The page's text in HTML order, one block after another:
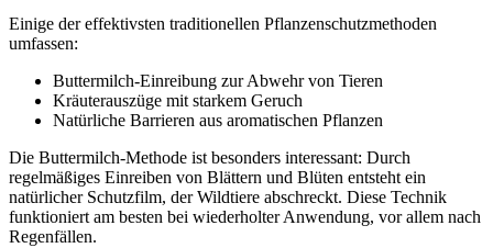
Einige der effektivsten traditionellen Pflanzenschutzmethoden
umfassen:
Buttermilch-Einreibung zur Abwehr von Tieren
Kräuterauszüge mit starkem Geruch
Natürliche Barrieren aus aromatischen Pflanzen
Die Buttermilch-Methode ist besonders interessant: Durch
regelmäßiges Einreiben von Blättern und Blüten entsteht ein
natürlicher Schutzfilm, der Wildtiere abschreckt. Diese Technik
funktioniert am besten bei wiederholter Anwendung, vor allem nach
Regenfällen.